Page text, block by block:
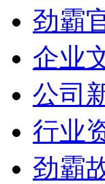
劲霸
企业
公司
行业
劲霸